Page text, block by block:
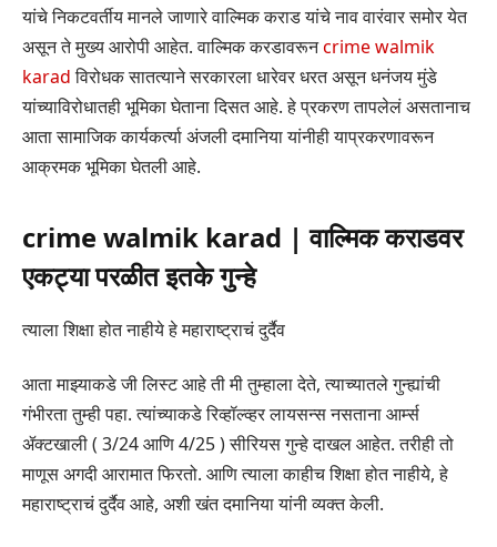
यांचे निकटवर्तीय मानले जाणारे वाल्मिक कराड यांचे नाव वारंवार समोर येत
असून ते मुख्य आरोपी आहेत. वाल्मिक करडावरूनcrime walmik
karadविरोधक सातत्याने सरकारला धारेवर धरत असून धनंजय मुंडे
यांच्याविरोधातही भूमिका घेताना दिसत आहे. हे प्रकरण तापलेलं असतानाच
आता सामाजिक कार्यकर्त्या अंजली दमानिया यांनीही याप्रकरणावरून
आक्रमक भूमिका घेतली आहे.
crime walmik karad | वाल्मिक कराडवर
एकट्या परळीत इतके गुन्हे
त्याला शिक्षा होत नाहीये हे महाराष्ट्राचं दुर्दैव
आता माझ्याकडे जी लिस्ट आहे ती मी तुम्हाला देते, त्याच्यातले गुन्ह्यांची
गंभीरता तुम्ही पहा. त्यांच्याकडे रिव्हॉल्व्हर लायसन्स नसताना आर्म्स
ॲक्टखाली ( 3/24 आणि 4/25 ) सीरियस गुन्हे दाखल आहेत. तरीही तो
माणूस अगदी आरामात फिरतो. आणि त्याला काहीच शिक्षा होत नाहीये, हे
महाराष्ट्राचं दुर्दैव आहे, अशी खंत दमानिया यांनी व्यक्त केली.